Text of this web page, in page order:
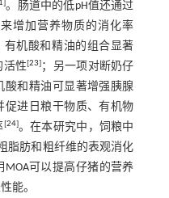
]。肠道中的低pH值还通过
增加营养物质的消化率
机酸和精油的组合显著
活性[23] ；另一项对断奶仔
酸和精油可显著增强胰腺
促进日粮干物质、有机物
[24]。在本研究中，饲粮中
脂肪和粗纤维的表观消化
可以提高仔猪的营养
能。